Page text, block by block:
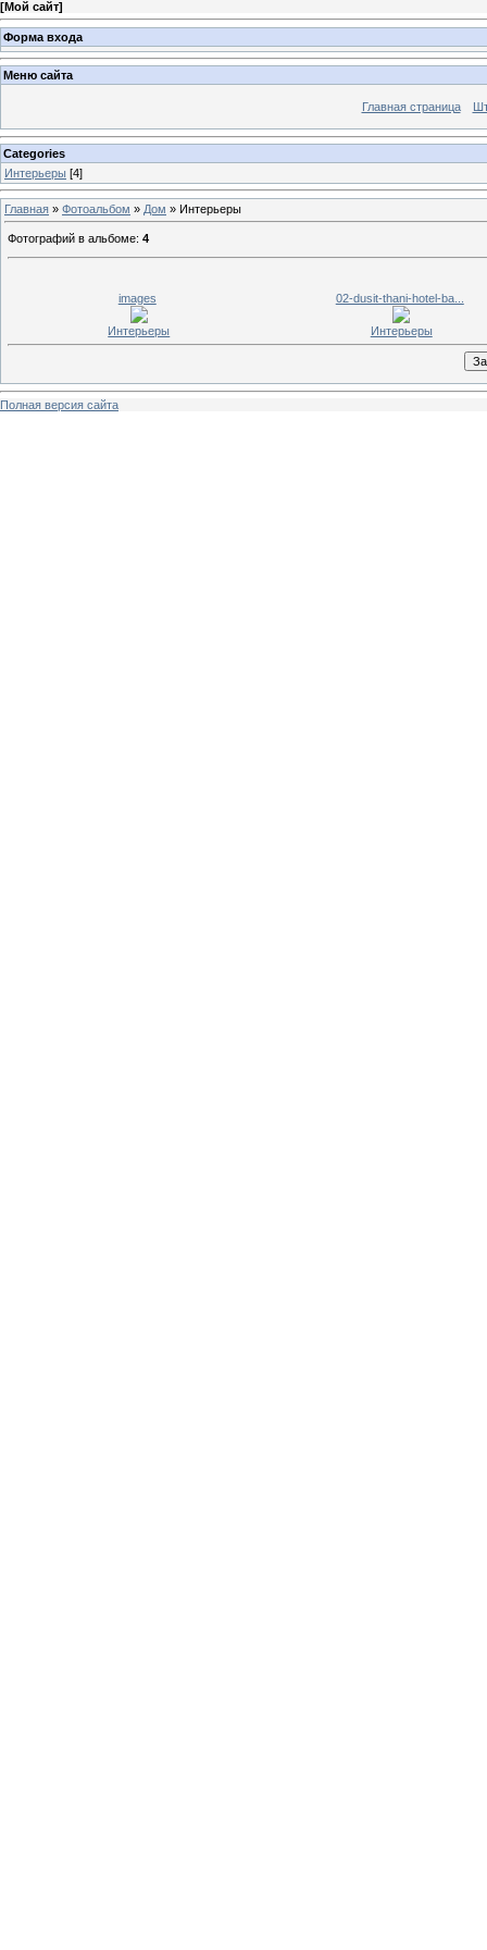
[Мой сайт]
Форма входа
Меню сайта
Главная страница
Categories
Интерьеры [4]
Главная » Фотоальбом » Дом » Интерьеры
Фотографий в альбоме: 4
images
Интерьеры
02-dusit-thani-hotel-ba...
Интерьеры
Полная версия сайта